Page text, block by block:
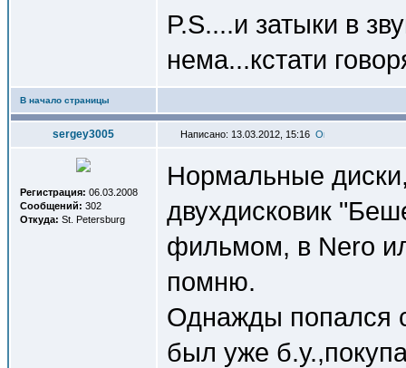
P.S....и затыки в
нема...кстати
В начало страницы
sergey3005 Написано: 13.03.2012, 15:16
Регистрация: 06.03.2008
Сообщений: 302
Откуда: St. Petersburg
Нормальные
двухдисковик
фильмом, в Nero
помню.
Однажды попался
был уже